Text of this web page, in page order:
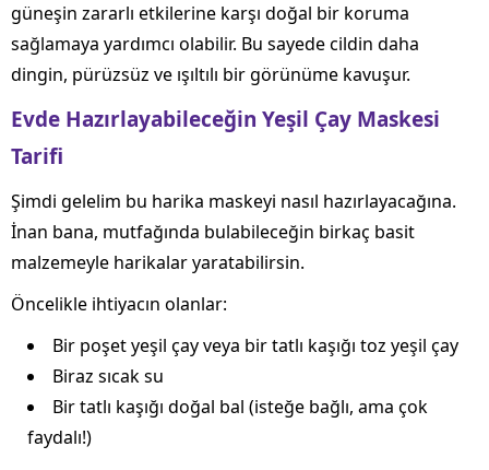
güneşin zararlı etkilerine karşı doğal bir koruma
sağlamaya yardımcı olabilir. Bu sayede cildin daha
dingin, pürüzsüz ve ışıltılı bir görünüme kavuşur.
Evde Hazırlayabileceğin Yeşil Çay Maskesi
Tarifi
Şimdi gelelim bu harika maskeyi nasıl hazırlayacağına.
İnan bana, mutfağında bulabileceğin birkaç basit
malzemeyle harikalar yaratabilirsin.
Öncelikle ihtiyacın olanlar:
Bir poşet yeşil çay veya bir tatlı kaşığı toz yeşil çay
Biraz sıcak su
Bir tatlı kaşığı doğal bal (isteğe bağlı, ama çok
faydalı!)